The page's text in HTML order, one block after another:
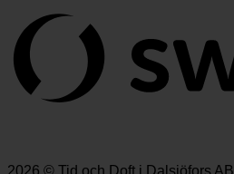
2026 © Tid och Doft i Dalsjöfors AB